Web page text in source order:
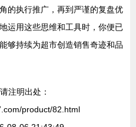
的执行推广，再到严谨的复盘优
运用这些思维和工具时，你便已
够持续为超市创造销售奇迹和品
注明出处：
product/82.html